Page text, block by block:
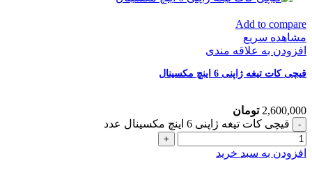
Add to compare
مشاهده سریع
افزودن به علاقه مندی
قیچی کات تیغه ژاپنی 6 اینچ مکسینال
2,600,000 تومان
قیچی کات تیغه ژاپنی 6 اینچ مکسینال عدد
افزودن به سبد خرید